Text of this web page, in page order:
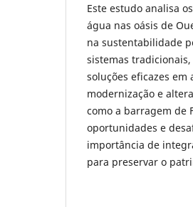
Este estudo analisa
água nas oásis de
na sustentabilidade
sistemas
soluções eficazes
modernização e
como a barragem de
oportunidades e
importância de
para preservar o